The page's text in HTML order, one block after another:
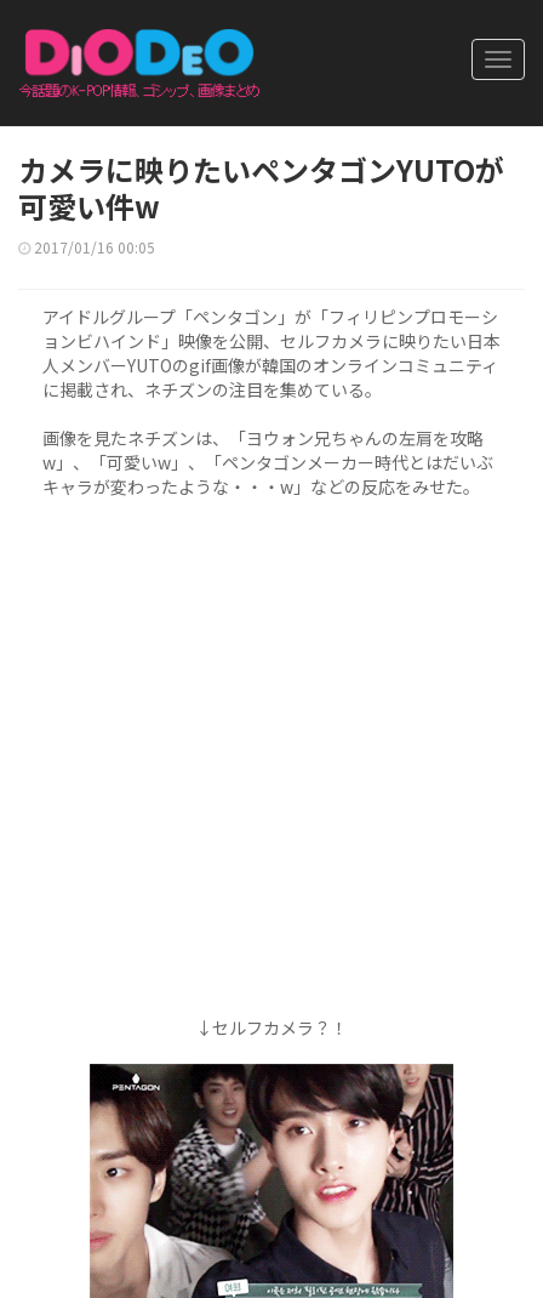
カメラに映りたいペンタゴンYUTOが
可愛い件w
2017/01/16 00:05
アイドルグループ「ペンタゴン」が「フィリピンプロモーシ
ョンビハインド」映像を公開、セルフカメラに映りたい日本
人メンバーYUTOのgif画像が韓国のオンラインコミュニティ
に掲載され、ネチズンの注目を集めている。
画像を見たネチズンは、「ヨウォン兄ちゃんの左肩を攻略
w」、「可愛いw」、「ペンタゴンメーカー時代とはだいぶ
キャラが変わったような・・・w」などの反応をみせた。
↓セルフカメラ？！